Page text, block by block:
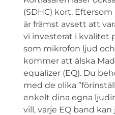
(SDHC) kort.
är främst avsett att
vi investerat i kvalitet
som mikrofon ljud
kommer att älska
equalizer (EQ). Du
med de olika
enkelt dina egna
vill, varje EQ band kan